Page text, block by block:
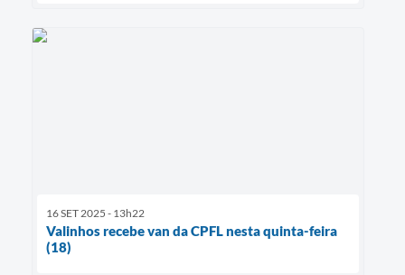
16 SET 2025 - 13h22
Valinhos recebe van da CPFL nesta quinta-feira
(18)